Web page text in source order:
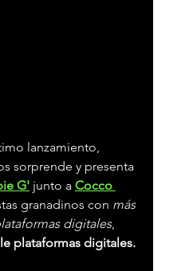
lanzamiento,
sorprende y presenta
G' junto a Cocco
granadinos con más
digitales,
plataformas digitales.